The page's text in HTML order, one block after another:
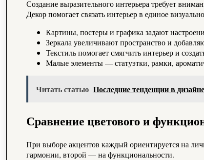
Создание выразительного интерьера требует
Декор помогает связать интерьер в единое
Картины, постеры и графика задают
Зеркала увеличивают пространство и
Текстиль помогает смягчить интерьер и
Малые элементы — статуэтки, рамки,
Читать статью Последние тенденции в
Сравнение цветового и
При выборе акцентов каждый ориентируется на
гармонии, второй — на функциональности.